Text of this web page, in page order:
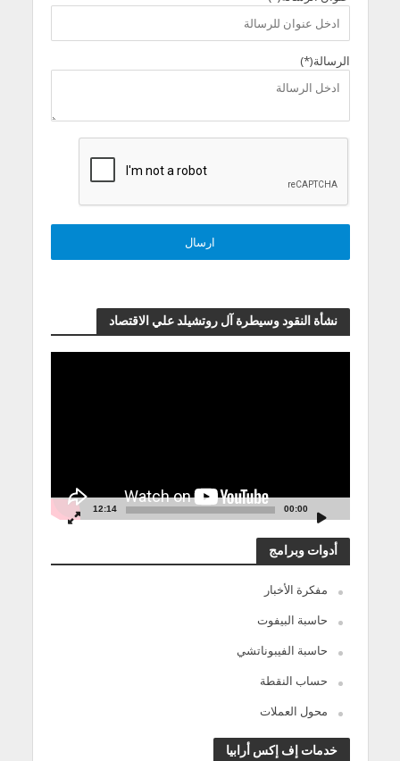
الرسالة(*)
نشأة النقود وسيطرة آل روتشيلد علي الاقتصاد
00:00
12:14
أدوات وبرامج
مفكرة الأخبار
حاسبة البيفوت
حاسبة الفيبوناتشي
حساب النقطة
محول العملات
خدمات إف إكس أرابيا